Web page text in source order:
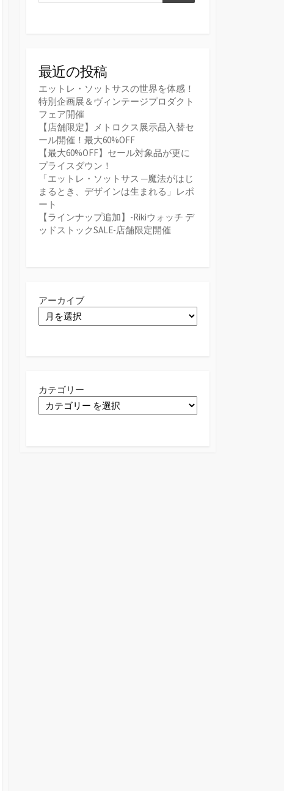
最近の投稿
エットレ・ソットサスの世界を体感！
特別企画展＆ヴィンテージプロダクト
フェア開催
【店舗限定】メトロクス展示品入替セ
ール開催！最大60%OFF
【最大60%OFF】セール対象品が更に
プライスダウン！
「エットレ・ソットサス ─魔法がはじ
まるとき、デザインは生まれる」レポ
ート
【ラインナップ追加】-Rikiウォッチ デ
ッドストックSALE-店舗限定開催
アーカイブ
カテゴリー